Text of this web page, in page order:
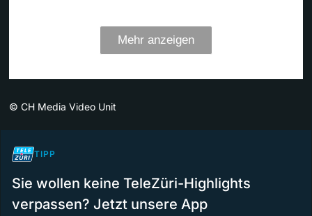
© CH Media Video Unit
TIPP
Sie wollen keine TeleZüri-Highlights
verpassen? Jetzt unsere App